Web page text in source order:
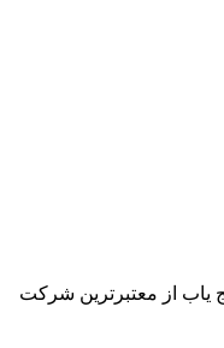
یاب از معتبرترین شرکت